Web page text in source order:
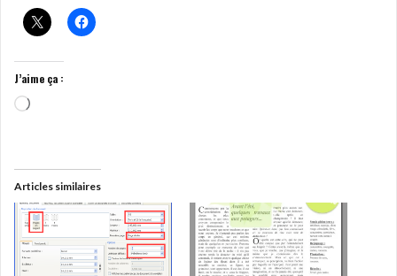
J’aime ça :
Chargement…
Articles similaires